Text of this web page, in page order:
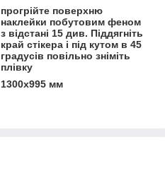
прогрійте поверхню
наклейки побутовим феном
з відстані 15 див. Піддягніть
край стікера і під кутом в 45
градусів повільно зніміть
плівку
1300х995 мм